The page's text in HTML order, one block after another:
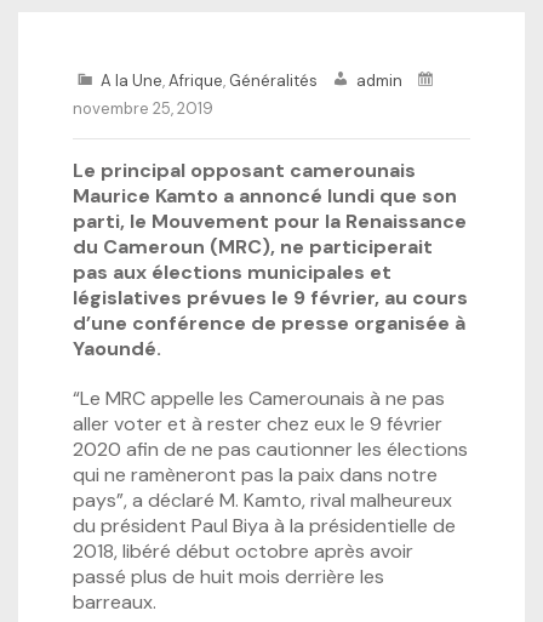
A la Une,Afrique, Généralités
admin
novembre 25, 2019
Le principal opposant camerounais
Maurice Kamto a annoncé lundi que son
parti, le Mouvement pour la Renaissance
du Cameroun (MRC), ne participerait
pas aux élections municipales et
législatives prévues le 9 février, au cours
d’une conférence de presse organisée à
Yaoundé.
“Le MRC appelle les Camerounais à ne pas
aller voter et à rester chez eux le 9 février
2020 afin de ne pas cautionner les élections
qui ne ramèneront pas la paix dans notre
pays”, a déclaré M. Kamto, rival malheureux
du président Paul Biya à la présidentielle de
2018, libéré début octobre après avoir
passé plus de huit mois derrière les
barreaux.